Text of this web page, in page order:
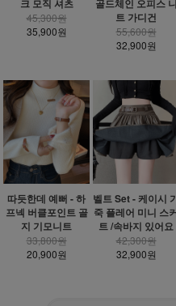
크 모직 셔츠
45,300원
35,900원
골드체인 오피스 니
트 가디건
55,600원
32,900원
따듯한데 예뻐 - 하
프넥 버클포인트 골
지 기모니트
33,800원
20,900원
벨트 Set - 케이시
죽 플레어 미니 스
트 /속바지 있어요
42,300원
32,900원